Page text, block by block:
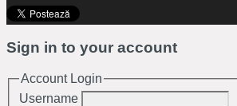
Sign in to your account
Account Login
Username